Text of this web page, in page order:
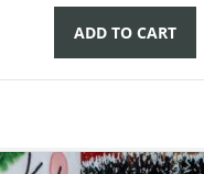
ADD TO CART